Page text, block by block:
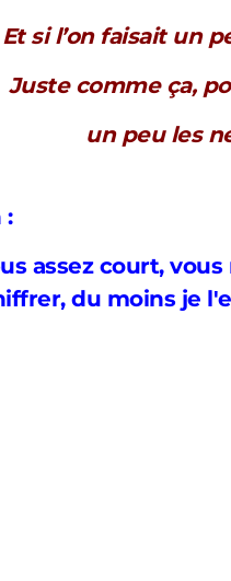
Et si l’on faisait un
Juste comme ça,
un peu les
:
assez court,
du moins je